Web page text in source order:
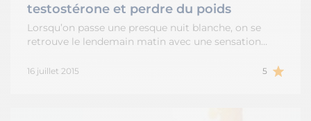
testostérone et perdre du poids
Lorsqu’on passe une presque nuit blanche, on se
retrouve le lendemain matin avec une sensation…
16 juillet 2015 5